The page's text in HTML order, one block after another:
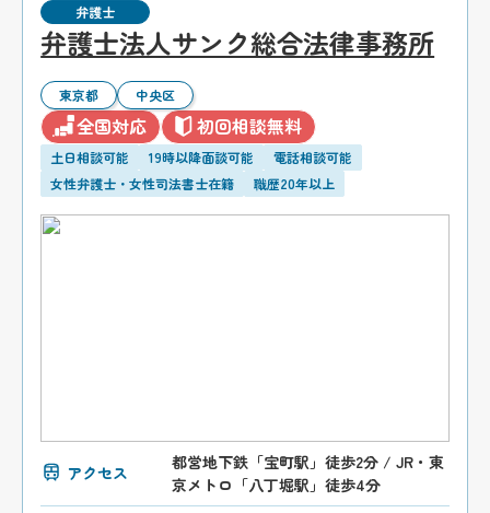
弁護士
弁護士法人サンク総合法律事務所
東京都 中央区
全国対応 初回相談無料
土日相談可能 19時以降面談可能
電話相談可能
女性弁護士・女性司法書士在籍
職歴20年以上
アクセス
都営地下鉄「宝町駅」徒歩2分 / JR・東
京メトロ「八丁堀駅」徒歩4分